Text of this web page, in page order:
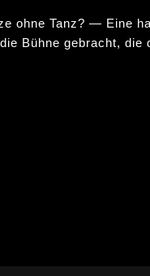
ohne Tanz? — Eine
Bühne gebracht,